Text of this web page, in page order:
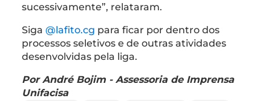
sucessivamente”, relataram.
Siga @lafito.cg para ficar por dentro dos
processos seletivos e de outras atividades
desenvolvidas pela liga.
Por André Bojim - Assessoria de Imprensa
Unifacisa